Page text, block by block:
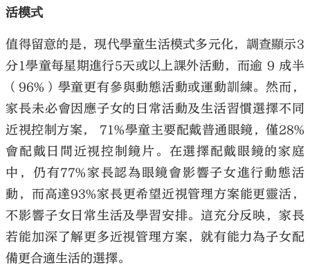
活模式
值得留意的是，現代學童生活模式多元化，調查顯示3
分1學童每星期進行5天或以上課外活動，而逾 9 成半
（96%）學童更有參與動態活動或運動訓練。然而，
家長未必會因應子女的日常活動及生活習慣選擇不同
近視控制方案， 71%學童主要配戴普通眼鏡，僅28%
會配戴日間近視控制鏡片。在選擇配戴眼鏡的家庭
中，仍有77%家長認為眼鏡會影響子女進行動態活
動，而高達93%家長更希望近視管理方案能更靈活，
不影響子女日常生活及學習安排。這充分反映，家長
若能加深了解更多近視管理方案，就有能力為子女配
備更合適生活的選擇。